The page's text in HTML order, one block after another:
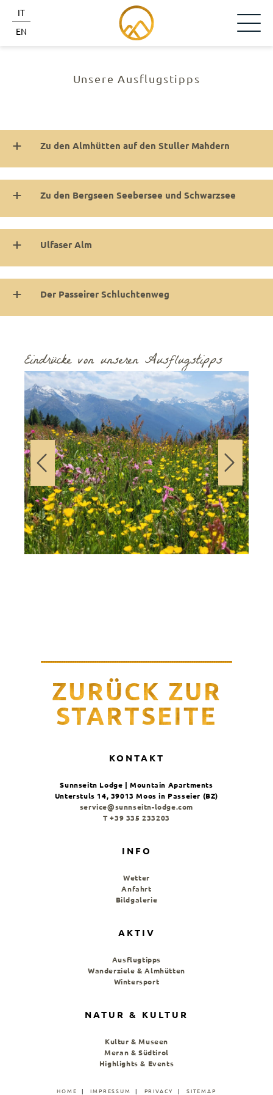
IT
EN
Unsere Ausflugstipps
Zu den Almhütten auf den Stuller Mahdern
Zu den Bergseen Seebersee und Schwarzsee
Ulfaser Alm
Der Passeirer Schluchtenweg
Eindrücke von unseren Ausflugstipps
ZURÜCK ZUR
STARTSEITE
KONTAKT
Sunnseitn Lodge | Mountain Apartments
Unterstuls 14, 39013 Moos in Passeier (BZ)
service@sunnseitn-lodge.com
T +39 335 233203
INFO
Wetter
Anfahrt
Bildgalerie
AKTIV
Ausflugtipps
Wanderziele & Almhütten
Wintersport
NATUR & KULTUR
Kultur & Museen
Meran & Südtirol
Highlights & Events
HOME IMPRESSUM PRIVACY SITEMAP